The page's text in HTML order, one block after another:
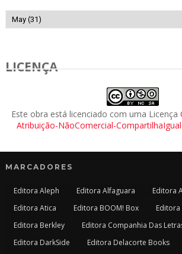
LICENÇA
Este obra está licenciado com uma Licença
Atribuição-NãoComercial-
MARCADORES
Editora Aleph Editora Alfaguara
Editora
Editora Atica
Editora BOOM! Box
Editora
Editora Berkley
Editora Companhia Das
Editora DarkSide
Editora Delacorte Books